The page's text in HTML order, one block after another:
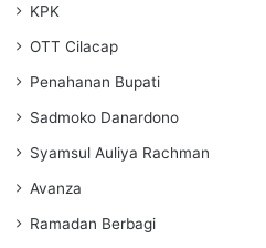
KPK
OTT Cilacap
Penahanan Bupati
Sadmoko Danardono
Syamsul Auliya Rachman
Avanza
Ramadan Berbagi